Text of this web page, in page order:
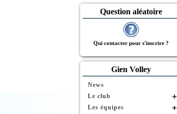
Question aléatoire
Qui contacter pour s'inscrire ?
Gien Volley
News
Le club
Les équipes